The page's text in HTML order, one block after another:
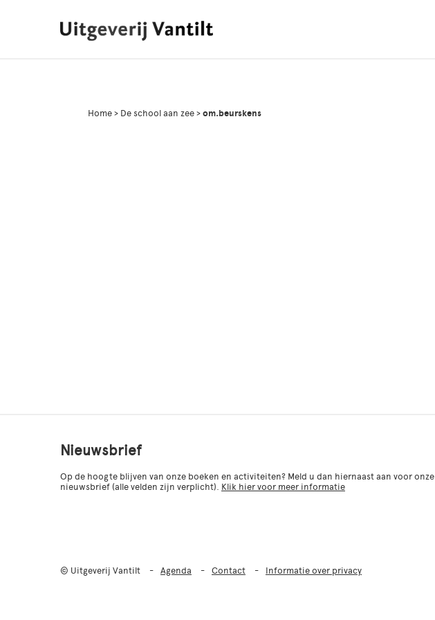
Home > De school aan zee > om.beurskens
Nieuwsbrief
Op de hoogte blijven van onze boeken en activiteiten? Meld u dan hiernaast aan voor onze
nieuwsbrief (alle velden zijn verplicht). Klik hier voor meer informatie
© Uitgeverij Vantilt Agenda Contact Informatie over privacy